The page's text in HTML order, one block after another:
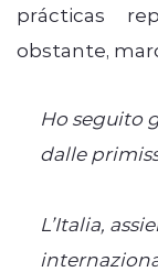
prácticas
obstante,
Ho seguito
dalle
L’Italia,